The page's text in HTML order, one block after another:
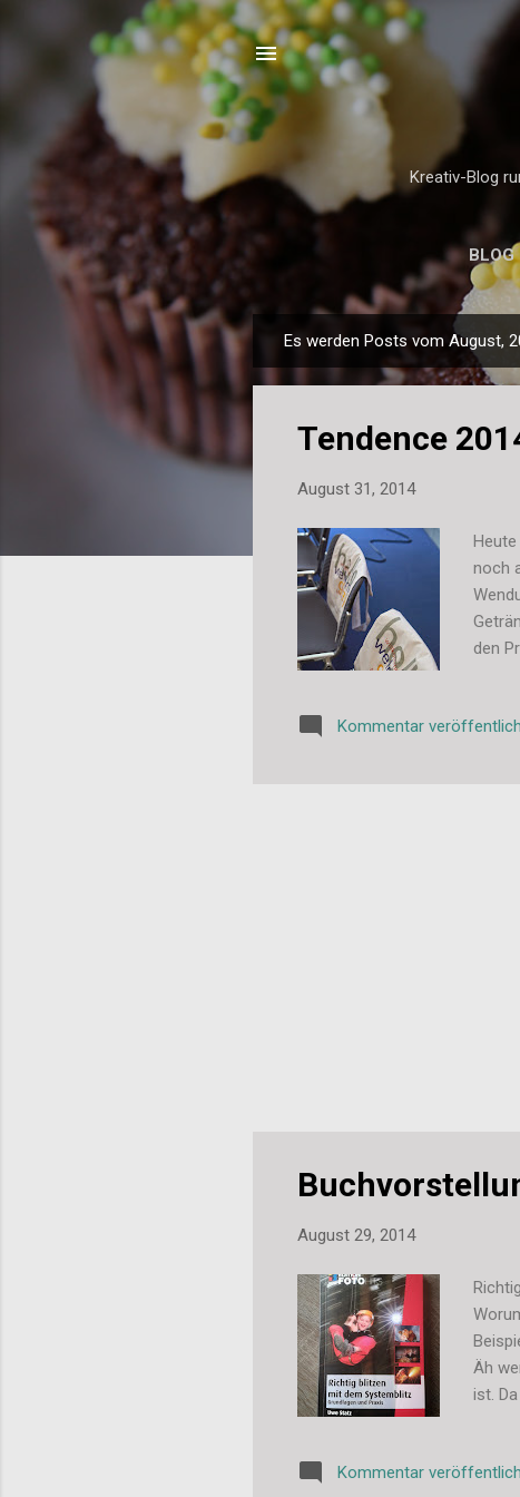
Kreativ-Blog
BLOG
o
Es werden Posts vom August,
Tendence
August 31, 2014
noch
den
dann
Kommentar
August 29, 2014
Äh
ist.
und
Kommentar